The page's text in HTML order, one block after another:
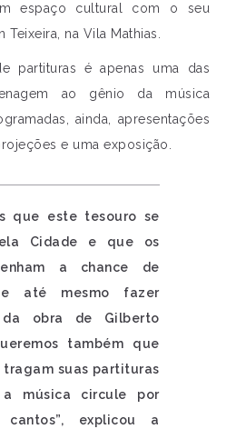
espaço cultural com o seu
na Vila Mathias.
partituras é apenas uma das
ao gênio da música
ainda, apresentações
e uma exposição.
que este tesouro se
Cidade e que os
a chance de
e até mesmo fazer
da obra de Gilberto
também que
tragam suas partituras
música circule por
explicou a